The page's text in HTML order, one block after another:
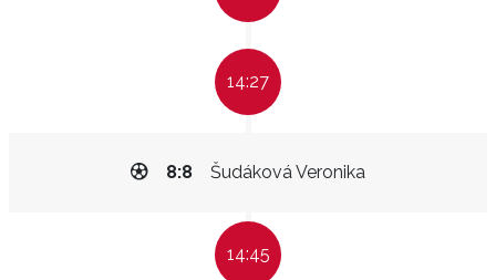
14:27
Šudáková Veronika
8:8
14:45